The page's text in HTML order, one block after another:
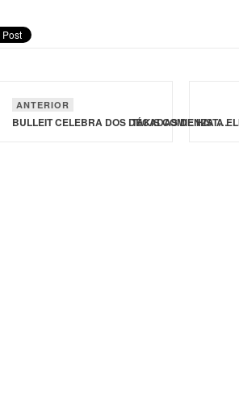
ANTERIOR
BULLEIT CELEBRA DOS DÉCADAS DE HISTORIA CON SU NUEVO WHISKY DE CENTENO PURO DE 20 AÑOS